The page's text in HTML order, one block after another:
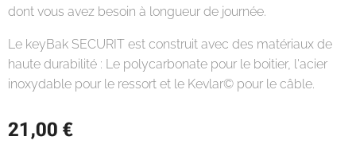
dont vous avez besoin à longueur de journée.
Le keyBak SECURIT est construit avec des matériaux de
haute durabilité : Le polycarbonate pour le boitier, l'acier
inoxydable pour le ressort et le Kevlar© pour le câble.
21,00 €